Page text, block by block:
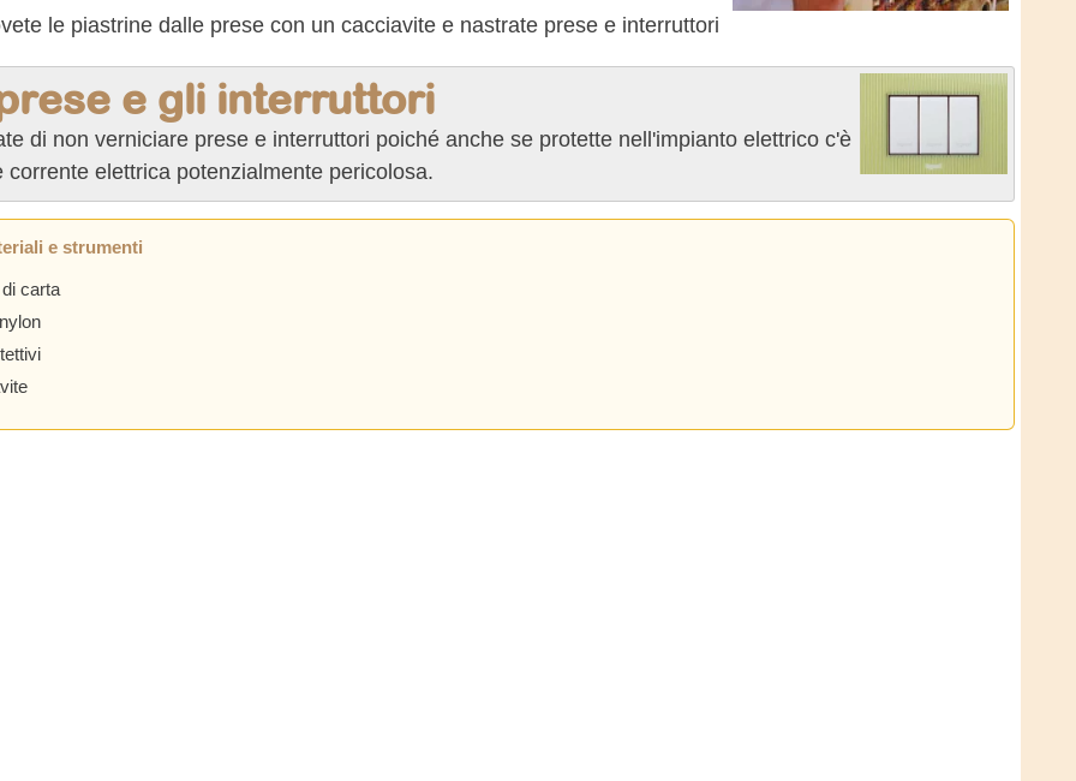
le piastrine dalle prese con un cacciavite e nastrate prese e interruttori
e gli interruttori
di non verniciare prese e interruttori poiché anche se protette nell'impianto elettrico c'è
corrente elettrica potenzialmente pericolosa.
e strumenti
carta